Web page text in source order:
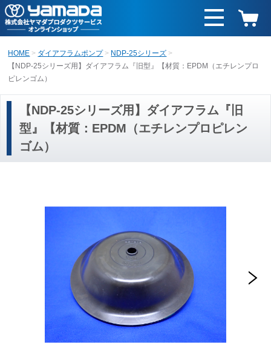
HOME ダイアフラムポンプ
NDP-25シリーズ
【NDP-25シリーズ用】ダイアフラム『旧型』【材質：EPDM（エチレンプロ
ピレンゴム）
【NDP-25シリーズ用】ダイアフラム『旧
型』【材質：EPDM（エチレンプロピレン
ゴム）